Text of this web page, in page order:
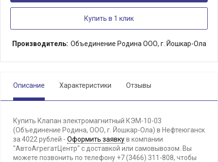
Купить в 1 клик
Производитель: Объединение Родина ООО, г. Йошкар-Ола
Описание Характеристики Отзывы
Купить Клапан электромагнитный КЭМ-10-03
(Объединение Родина, ООО, г. Йошкар-Ола) в Нефтеюганск
за 4022 рублей - Оформить заявкув компании
"АвтоАгрегатЦентр" с доставкой или самовывозом. Вы
можете позвонить по телефону +7 (3466) 311-808, чтобы